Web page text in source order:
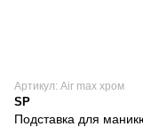
Артикул: Air max хром
SP
Подставка для